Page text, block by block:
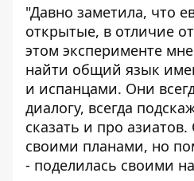
"Давно заметила, что
открытые, в отличие
этом эксперименте
найти общий язык
и испанцами. Они
диалогу, всегда
сказать и про
своими планами, но
- поделилась своими